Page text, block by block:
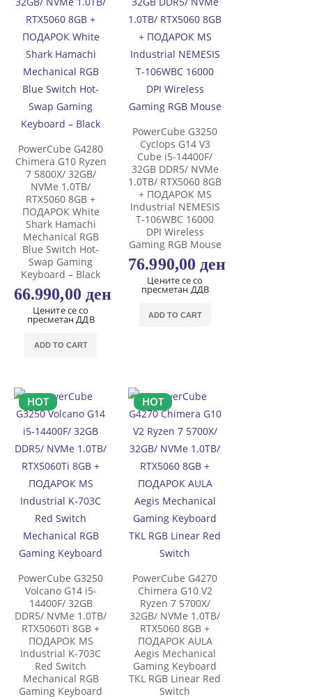
PowerCube G4280
Chimera G10 Ryzen
7 5800X/ 32GB/
NVMe 1.0TB/
RTX5060 8GB +
ПОДАРОК White
Shark Hamachi
Mechanical RGB
Blue Switch Hot-
Swap Gaming
Keyboard – Black
66.990,00 ден
Цените се со
пресметан ДДВ
ADD TO CART
PowerCube G3250
Cyclops G14 V3
Cube i5-14400F/
32GB DDR5/ NVMe
1.0TB/ RTX5060 8GB
+ ПОДАРОК MS
Industrial NEMESIS
T-106WBC 16000
DPI Wireless
Gaming RGB Mouse
76.990,00 ден
Цените се со
пресметан ДДВ
ADD TO CART
HOT
PowerCube G3250
Volcano G14 i5-
14400F/ 32GB
DDR5/ NVMe 1.0TB/
RTX5060Ti 8GB +
ПОДАРОК MS
Industrial K-703C
Red Switch
Mechanical RGB
Gaming Keyboard
HOT
PowerCube G4270
Chimera G10 V2
Ryzen 7 5700X/
32GB/ NVMe 1.0TB/
RTX5060 8GB +
ПОДАРОК AULA
Aegis Mechanical
Gaming Keyboard
TKL RGB Linear Red
Switch